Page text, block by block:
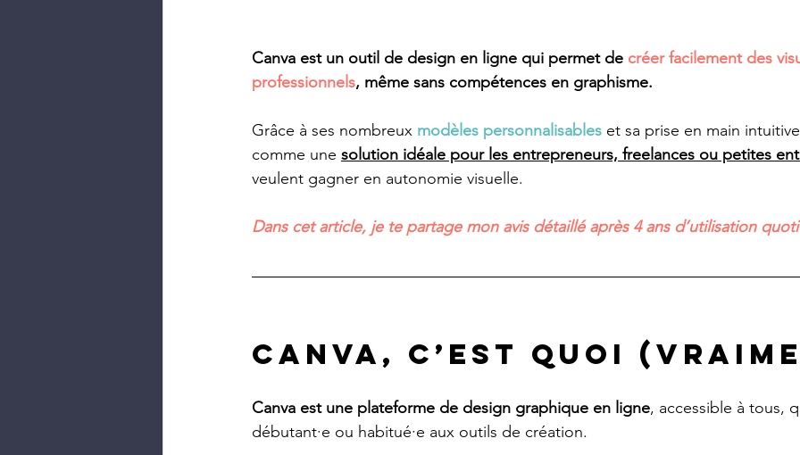
Canva est un outil de design en ligne qui permet de créer facilement des
professionnels, même sans compétences en graphisme.
Grâce à ses nombreux modèles personnalisables et sa prise en main
comme une solution idéale pour les entrepreneurs, freelances ou petites
veulent gagner en autonomie visuelle.
Dans cet article, je te partage mon avis détaillé après 4 ans d’utilisation
Canva, c’est quoi
Canva est une plateforme de design graphique en ligne, accessible à tous,
débutant·e ou habitué·e aux outils de création.